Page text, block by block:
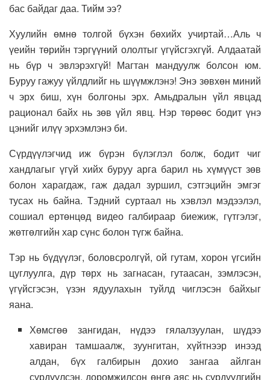
бас байдаг даа. Тийм ээ?
Хуулийн өмнө толгой бүхэн бөхийх учиртай…Аль ч
үеийн төрийн тэргүүний ололтыг үгүйсгэхгүй. Алдаатай
нь бүр ч эвлэрэхгүй! Магтан мандуулж болсон юм.
Буруу гажуу үйлдлийг нь шүүмжлэнэ! Энэ зөвхөн миний
ч эрх биш, хүн болгоны эрх. Амьдралын үйл явцад
рационал байх нь зөв үйл явц. Нэр төрөөс бодит үнэ
цэнийг илүү эрхэмлэнэ би.
Сүрдүүлэгчид иж бүрэн бүлэглэл болж, бодит чиг
хандлагыг үгүй хийх буруу арга барил нь хүмүүст зөв
болон харагдаж, гаж дадал зуршил, сэтгэцийн эмгэг
тусах нь байна. Тэдний суртаал нь хэвлэл мэдээлэл,
сошиал ертөнцөд видео галбираар биежиж, гүтгэлэг,
жөтгөлгийн хар сүнс болон түгж байна.
Тэр нь бүдүүлэг, боловсролгүй, ой гутам, хорон үгсийн
цуглуулга, дүр төрх нь загнасан, гутаасан, зэмлэсэн,
үгүйсгэсэн, үзэн ядуулахын туйлд чиглэсэн байхыг
яана.
Хөмсгөө зангидан, нүдээ гялалзуулан, шүдээ
хавиран тамшаалж, зуунгитан, хүйтнээр инээд
алдан, бүх галбирын дохио зангаа айлган
сүрдүүлсэн, доромжилсон өнгө аяс нь сүрдүүлгийн